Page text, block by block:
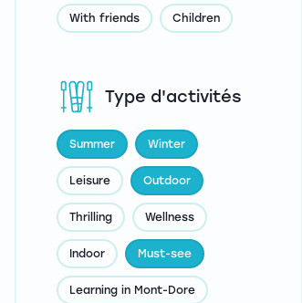
Type d'activités
Summer Winter
Leisure Outdoor
Thrilling Wellness
Indoor Must-see
Learning in Mont-Dore
With friends Children